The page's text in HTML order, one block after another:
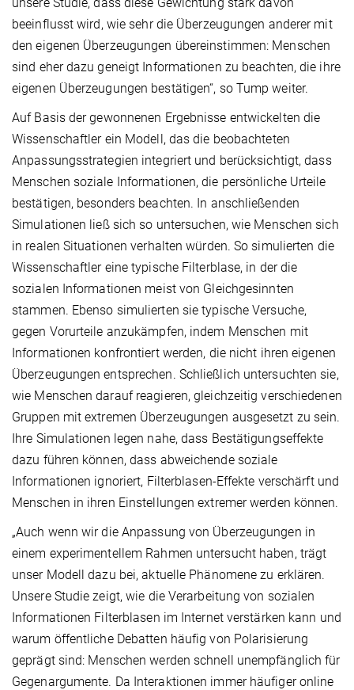
beeinflusst wird, wie sehr die Überzeugungen anderer mit
den eigenen Überzeugungen übereinstimmen: Menschen
sind eher dazu geneigt Informationen zu beachten, die ihre
eigenen Überzeugungen bestätigen“, so Tump weiter.
Auf Basis der gewonnenen Ergebnisse entwickelten die
Wissenschaftler ein Modell, das die beobachteten
Anpassungsstrategien integriert und berücksichtigt, dass
Menschen soziale Informationen, die persönliche Urteile
bestätigen, besonders beachten. In anschließenden
Simulationen ließ sich so untersuchen, wie Menschen sich
in realen Situationen verhalten würden. So simulierten die
Wissenschaftler eine typische Filterblase, in der die
sozialen Informationen meist von Gleichgesinnten
stammen. Ebenso simulierten sie typische Versuche,
gegen Vorurteile anzukämpfen, indem Menschen mit
Informationen konfrontiert werden, die nicht ihren eigenen
Überzeugungen entsprechen. Schließlich untersuchten sie,
wie Menschen darauf reagieren, gleichzeitig verschiedenen
Gruppen mit extremen Überzeugungen ausgesetzt zu sein.
Ihre Simulationen legen nahe, dass Bestätigungseffekte
dazu führen können, dass abweichende soziale
Informationen ignoriert, Filterblasen-Effekte verschärft und
Menschen in ihren Einstellungen extremer werden können.
„Auch wenn wir die Anpassung von Überzeugungen in
einem experimentellem Rahmen untersucht haben, trägt
unser Modell dazu bei, aktuelle Phänomene zu erklären.
Unsere Studie zeigt, wie die Verarbeitung von sozialen
Informationen Filterblasen im Internet verstärken kann und
warum öffentliche Debatten häufig von Polarisierung
geprägt sind: Menschen werden schnell unempfänglich für
Gegenargumente. Da Interaktionen immer häufiger online